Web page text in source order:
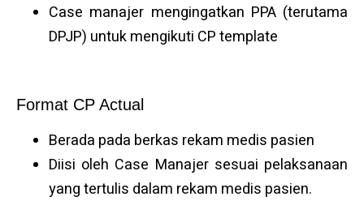
Case manajer mengingatkan PPA (terutama
DPJP) untuk mengikuti CP template
Format CP Actual
Berada pada berkas rekam medis pasien
Diisi oleh Case Manajer sesuai pelaksanaan
yang tertulis dalam rekam medis pasien.